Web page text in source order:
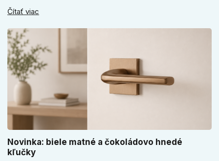
sa pri bránke, pivnici alebo záhradnom domčeku neoplatí
Čítať viac
Novinka: biele matné a čokoládovo hnedé
kľučky